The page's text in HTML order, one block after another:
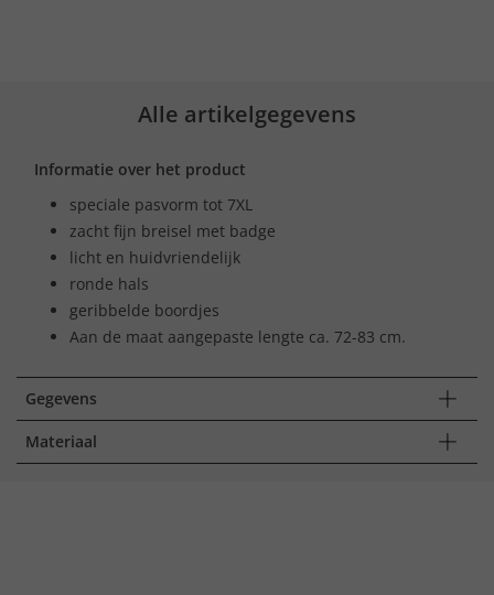
Alle artikelgegevens
Informatie over het product
speciale pasvorm tot 7XL
zacht fijn breisel met badge
licht en huidvriendelijk
ronde hals
geribbelde boordjes
Aan de maat aangepaste lengte ca. 72-83 cm.
Gegevens
Materiaal